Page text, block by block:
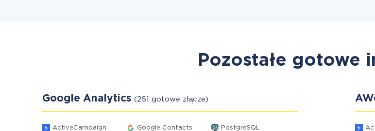
Pozostałe gotowe
Google Analytics (261 gotowe złącze)
ActiveCampaign Google Contacts PostgreSQL